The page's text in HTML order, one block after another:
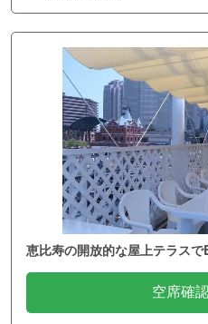
恵比寿の開放的な屋上テラスで
空席確